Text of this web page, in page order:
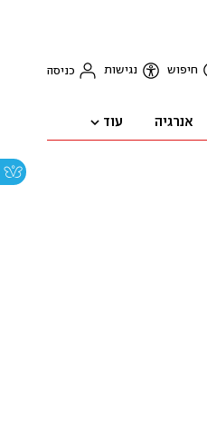
חיפוש נגישות כניסה
אנרגיה עוד